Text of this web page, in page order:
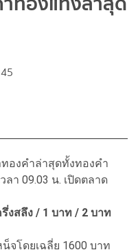
45
องคำล่าสุดทั้งทองคำ
า 09.03 น. เปิดตลาด
งสลึง / 1 บาท / 2 บาท
จโดยเฉลี่ย 1600 บาท